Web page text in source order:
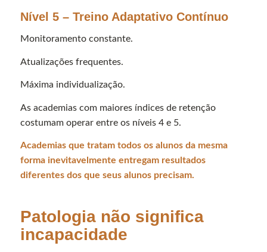
Nível 5 – Treino Adaptativo Contínuo
Monitoramento constante.
Atualizações frequentes.
Máxima individualização.
As academias com maiores índices de retenção
costumam operar entre os níveis 4 e 5.
Academias que tratam todos os alunos da mesma
forma inevitavelmente entregam resultados
diferentes dos que seus alunos precisam.
Patologia não significa
incapacidade